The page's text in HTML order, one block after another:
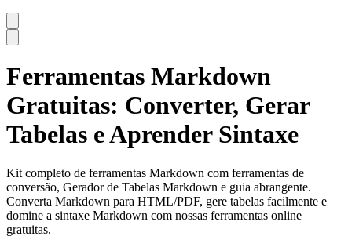
Ferramentas Markdown
Gratuitas: Converter, Gerar
Tabelas e Aprender Sintaxe
Kit completo de ferramentas Markdown com ferramentas de
conversão, Gerador de Tabelas Markdown e guia abrangente.
Converta Markdown para HTML/PDF, gere tabelas facilmente e
domine a sintaxe Markdown com nossas ferramentas online
gratuitas.